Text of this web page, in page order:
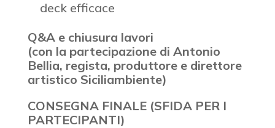
deck efficace
Q&A e chiusura lavori
(con la partecipazione di Antonio
Bellia, regista, produttore e direttore
artistico Siciliambiente)
CONSEGNA FINALE (SFIDA PER I
PARTECIPANTI)